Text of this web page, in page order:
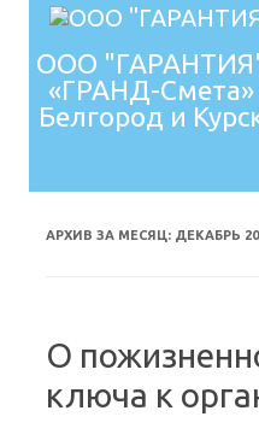
ООО
«ГРАНД-Смета»
Белгород и
АРХИВ ЗА МЕСЯЦ: ДЕКАБРЬ
О
ключа к